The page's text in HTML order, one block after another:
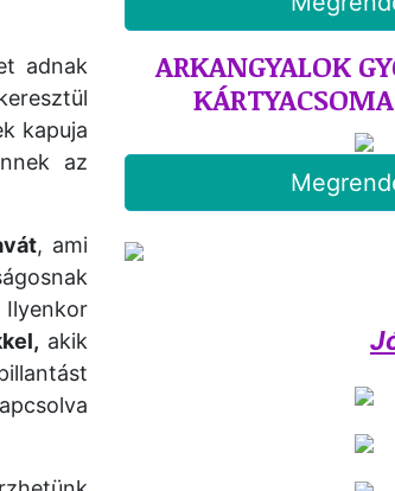
adnak
kapuja
az
, ami
Ilyenkor
akik
ARKANGYALOK